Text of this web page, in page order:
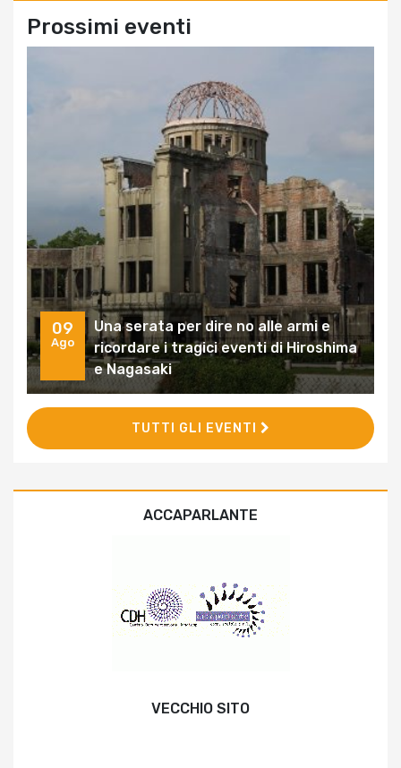
Prossimi eventi
09
Ago
Una serata per dire no alle armi e
ricordare i tragici eventi di Hiroshima
e Nagasaki
TUTTI GLI EVENTI
ACCAPARLANTE
VECCHIO SITO